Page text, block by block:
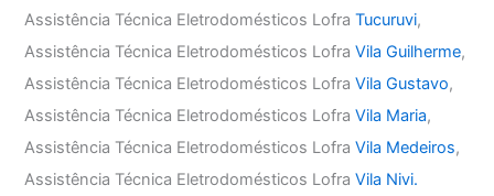
Assistência Técnica Eletrodomésticos LofraTucuruvi,
Assistência Técnica Eletrodomésticos LofraVila Guilherme,
Assistência Técnica Eletrodomésticos LofraVila Gustavo,
Assistência Técnica Eletrodomésticos LofraVila Maria,
Assistência Técnica Eletrodomésticos LofraVila Medeiros,
Assistência Técnica Eletrodomésticos LofraVila Nivi.